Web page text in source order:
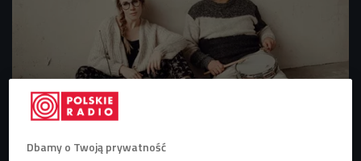
Dbamy o Twoją prywatność